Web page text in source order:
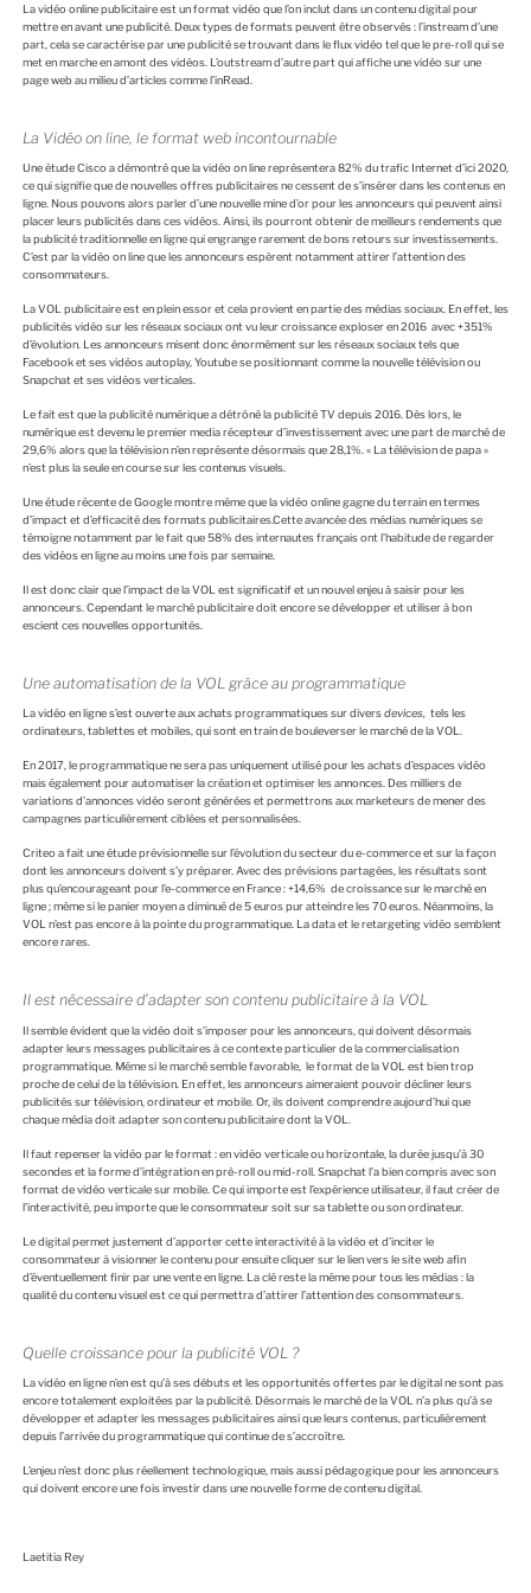
La vidéo online publicitaire est un format vidéo que l’on inclut dans un contenu digital pour
mettre en avant une publicité. Deux types de formats peuvent être observés : l’instream d’une
part, cela se caractérise par une publicité se trouvant dans le flux vidéo tel que le pre-roll qui se
met en marche en amont des vidéos. L’outstream d’autre part qui affiche une vidéo sur une
page web au milieu d’articles comme l’inRead.
La Vidéo on line, le format web incontournable
Une étude Cisco a démontré que la vidéo on line représentera 82% du trafic Internet d’ici 2020,
ce qui signifie que de nouvelles offres publicitaires ne cessent de s’insérer dans les contenus en
ligne. Nous pouvons alors parler d’une nouvelle mine d’or pour les annonceurs qui peuvent ainsi
placer leurs publicités dans ces vidéos. Ainsi, ils pourront obtenir de meilleurs rendements que
la publicité traditionnelle en ligne qui engrange rarement de bons retours sur investissements.
C’est par la vidéo on line que les annonceurs espèrent notamment attirer l’attention des
consommateurs.
La VOL publicitaire est en plein essor et cela provient en partie des médias sociaux. En effet, les
publicités vidéo sur les réseaux sociaux ont vu leur croissance exploser en 2016 avec +351%
d’évolution. Les annonceurs misent donc énormément sur les réseaux sociaux tels que
Facebook et ses vidéos autoplay, Youtube se positionnant comme la nouvelle télévision ou
Snapchat et ses vidéos verticales.
Le fait est que la publicité numérique a détrôné la publicité TV depuis 2016. Dès lors, le
numérique est devenu le premier media récepteur d’investissement avec une part de marché de
29,6% alors que la télévision n’en représente désormais que 28,1%. « La télévision de papa »
n’est plus la seule en course sur les contenus visuels.
Une étude récente de Google montre même que la vidéo online gagne du terrain en termes
d’impact et d’efficacité des formats publicitaires.Cette avancée des médias numériques se
témoigne notamment par le fait que 58% des internautes français ont l’habitude de regarder
des vidéos en ligne au moins une fois par semaine.
Il est donc clair que l’impact de la VOL est significatif et un nouvel enjeu à saisir pour les
annonceurs. Cependant le marché publicitaire doit encore se développer et utiliser à bon
escient ces nouvelles opportunités.
Une automatisation de la VOL grâce au programmatique
La vidéo en ligne s’est ouverte aux achats programmatiques sur diversdevices,tels les
ordinateurs, tablettes et mobiles, qui sont en train de bouleverser le marché de la VOL.
En 2017, le programmatique ne sera pas uniquement utilisé pour les achats d’espaces vidéo
mais également pour automatiser la création et optimiser les annonces. Des milliers de
variations d’annonces vidéo seront générées et permettrons aux marketeurs de mener des
campagnes particulièrement ciblées et personnalisées.
Criteo a fait une étude prévisionnelle sur l’évolution du secteur du e-commerce et sur la façon
dont les annonceurs doivent s’y préparer. Avec des prévisions partagées, les résultats sont
plus qu’encourageant pour l’e-commerce en France : +14,6% de croissance sur le marché en
ligne ; même si le panier moyen a diminué de 5 euros pur atteindre les 70 euros. Néanmoins, la
VOL n’est pas encore à la pointe du programmatique. La data et le retargeting vidéo semblent
encore rares.
Il est nécessaire d’adapter son contenu publicitaire à la VOL
Il semble évident que la vidéo doit s’imposer pour les annonceurs, qui doivent désormais
adapter leurs messages publicitaires à ce contexte particulier de la commercialisation
programmatique. Même si le marché semble favorable, le format de la VOL est bien trop
proche de celui de la télévision. En effet, les annonceurs aimeraient pouvoir décliner leurs
publicités sur télévision, ordinateur et mobile. Or, ils doivent comprendre aujourd’hui que
chaque média doit adapter son contenu publicitaire dont la VOL.
Il faut repenser la vidéo par le format : en vidéo verticale ou horizontale, la durée jusqu’à 30
secondes et la forme d’intégration en pré-roll ou mid-roll. Snapchat l’a bien compris avec son
format de vidéo verticale sur mobile. Ce qui importe est l’expérience utilisateur, il faut créer de
l’interactivité, peu importe que le consommateur soit sur sa tablette ou son ordinateur.
Le digital permet justement d’apporter cette interactivité à la vidéo et d’inciter le
consommateur à visionner le contenu pour ensuite cliquer sur le lien vers le site web afin
d’éventuellement finir par une vente en ligne. La clé reste la même pour tous les médias : la
qualité du contenu visuel est ce qui permettra d’attirer l’attention des consommateurs.
Quelle croissance pour la publicité VOL ?
La vidéo en ligne n’en est qu’à ses débuts et les opportunités offertes par le digital ne sont pas
encore totalement exploitées par la publicité. Désormais le marché de la VOL n’a plus qu’à se
développer et adapter les messages publicitaires ainsi que leurs contenus, particulièrement
depuis l’arrivée du programmatique qui continue de s’accroître.
L’enjeu n’est donc plus réellement technologique, mais aussi pédagogique pour les annonceurs
qui doivent encore une fois investir dans une nouvelle forme de contenu digital.
Laetitia Rey